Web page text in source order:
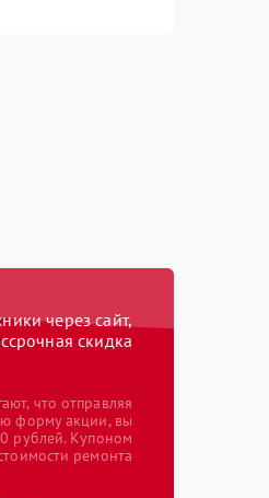
через сайт,
скидка
что отправляя
форму акции, вы
рублей. Купоном
ремонта